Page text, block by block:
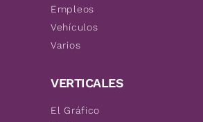
Empleos
Vehículos
Varios
VERTICALES
El Gráfico